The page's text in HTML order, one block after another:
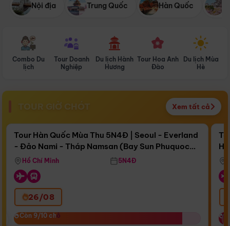
Nội địa Trung Quốc Hàn Quốc
Combo Du
lịch
Tour Doanh
Nghiệp
Du lịch Hành
Hương
Tour Hoa Anh
Đào
Du lịch Mùa
Hè
TOUR GIỜ CHÓT Xem tất cả
Còn17 ngày 02:26:47
Bay Sun Phuquoc Airways
Điểm nổi bật
Tour Hàn Quốc Mùa Thu 5N4Đ | Seoul - Everland
- Đảo Nami - Tháp Namsan (Bay Sun Phuquoc
Airways)
Hồ Chí Minh 5N4Đ
26/08
Còn 9/10 chỗ
Còn 9/10 chỗ